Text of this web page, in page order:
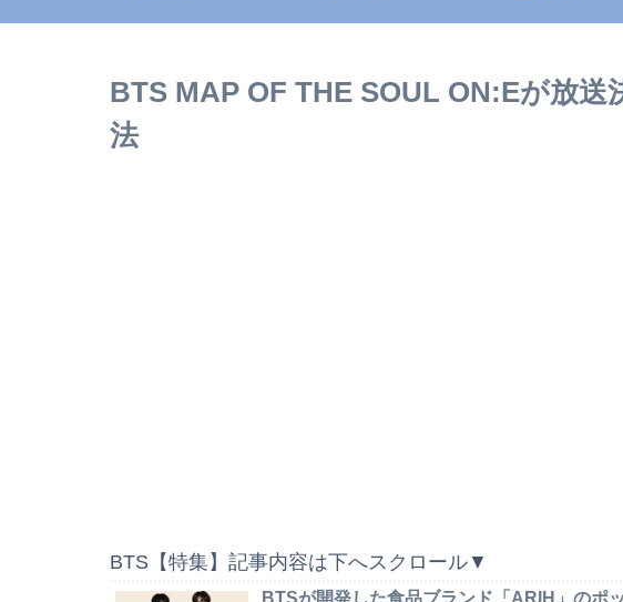
BTS MAP OF THE SOUL ON:Eが放送
法
BTS【特集】記事内容は下へスクロール▼